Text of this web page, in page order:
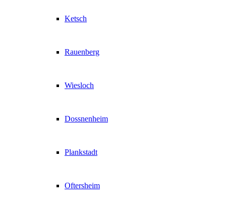
Ketsch
Rauenberg
Wiesloch
Dossnenheim
Plankstadt
Oftersheim